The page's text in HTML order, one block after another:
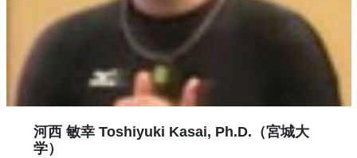
河西 敏幸 Toshiyuki Kasai, Ph.D.（宮城大
学）